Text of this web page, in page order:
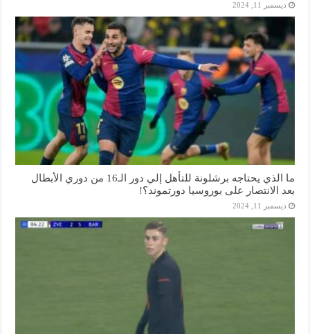
ديسمبر 11, 2024
ما الذي يحتاجه برشلونة للتأهل إلي دور الـ16 من دوري الأبطال
بعد الانتصار على بوروسيا دورتموند؟!
ديسمبر 11, 2024